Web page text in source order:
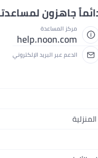
جاهزون لمساعدتك
مركز المساعدة
help.noon.com
الدعم عبر البريد الإلكتروني